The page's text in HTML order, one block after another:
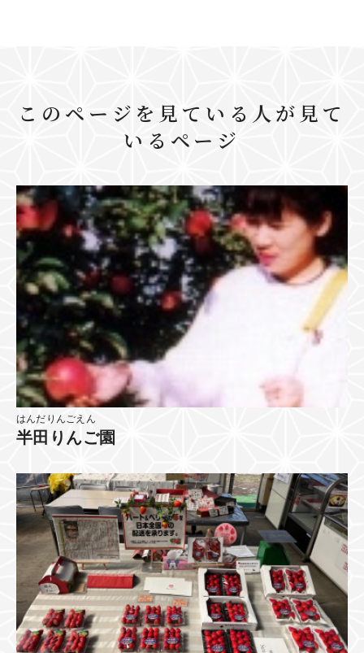
このページを見ている人が見て
いるページ
はんだりんごえん
半田りんご園